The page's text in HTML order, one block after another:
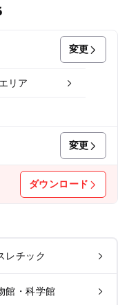
変更
リア
変更
ダウンロード
レチック
館・科学館